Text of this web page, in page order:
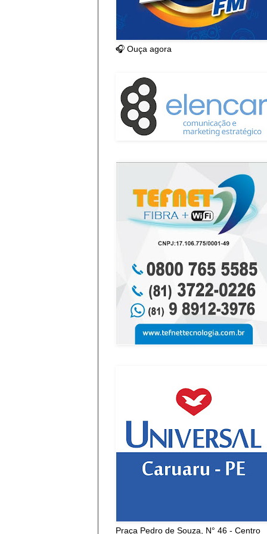
🎧 Ouça agora
Praça Pedro de Souza, N° 46 - Centro